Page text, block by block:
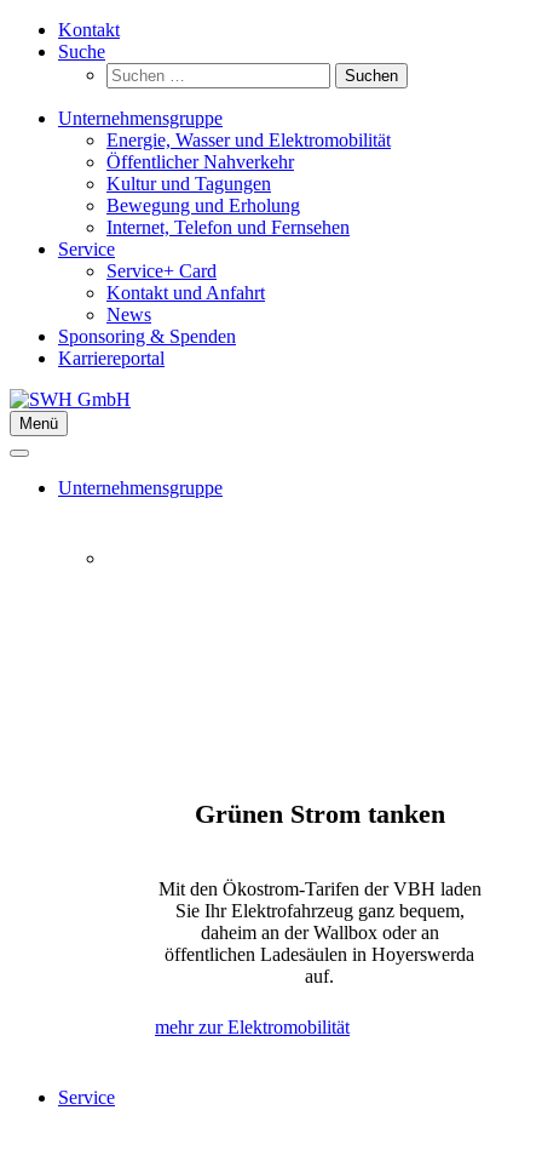
Zum
Inhalt
Kontakt
Suche
Suchen
nach:
Unternehmensgruppe
Energie, Wasser und Elektromobilität
Öffentlicher Nahverkehr
Kultur und Tagungen
Bewegung und Erholung
Internet, Telefon und Fernsehen
Service
Service+ Card
Kontakt und Anfahrt
News
Sponsoring & Spenden
Karriereportal
Menü
Unternehmensgruppe
Grünen Strom tanken
Mit den Ökostrom-Tarifen der VBH laden
Sie Ihr Elektrofahrzeug ganz bequem,
daheim an der Wallbox oder an
öffentlichen Ladesäulen in Hoyerswerda
auf.
mehr zur Elektromobilität
Service